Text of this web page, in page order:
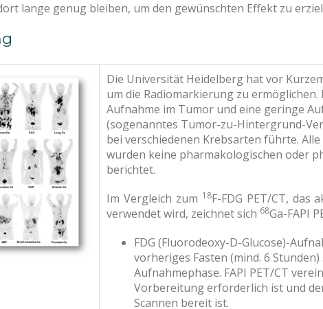
lange genug bleiben, um den gewünschten Effekt zu
Die Universität Heidelberg hat vor
um die Radiomarkierung zu
Aufnahme im Tumor und eine geringe
(sogenanntes Tumor-zu-Hintergrund-
bei verschiedenen Krebsarten führte.
wurden keine pharmakologischen oder
berichtet.
Im Vergleich zum 18F-FDG PET/CT,
verwendet wird, zeichnet sich 68Ga-FAPI
FDG (Fluorodeoxy-D-Glucose)-
vorheriges Fasten (mind. 6
Aufnahmephase. FAPI PET/CT
Vorbereitung erforderlich ist und
Scannen bereit ist.